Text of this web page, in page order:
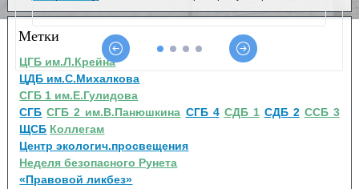
Метки
ЦГБ им.Л.Крейна
ЦДБ им.С.Михалкова
СГБ 1 им.Е.Гулидова
СГБ СГБ 2 им.В.Панюшкина СГБ 4 СДБ 1 СДБ 2 ССБ 3
ЩСБ Коллегам
Центр экологич.просвещения
Неделя безопасного Рунета
«Правовой ликбез»